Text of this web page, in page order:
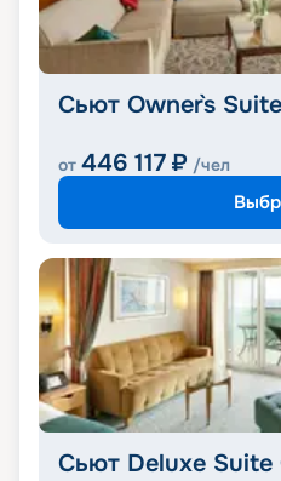
Сьют Owner`s
от 446 117 ₽ /чел
Сьют Deluxe Suite